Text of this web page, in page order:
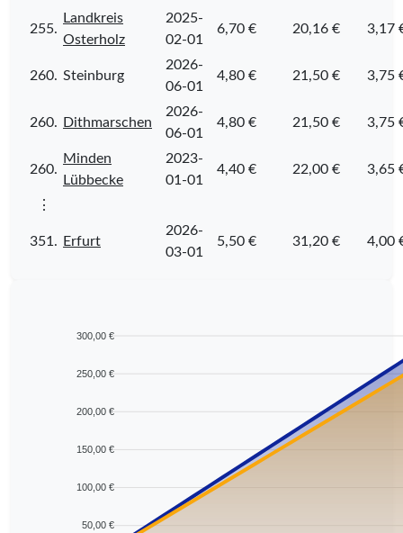
255.
Landkreis
Osterholz
2025-
02-01
6,70 € 20,16 € 3,17
260. Steinburg
2026-
06-01
4,80 € 21,50 € 3,75
260. Dithmarschen
2026-
06-01
4,80 € 21,50 € 3,75
260.
Minden
Lübbecke
2023-
01-01
4,40 € 22,00 € 3,65
⋮
351. Erfurt
2026-
03-01
5,50 € 31,20 € 4,00
300,00 €
250,00 €
200,00 €
150,00 €
100,00 €
50,00 €